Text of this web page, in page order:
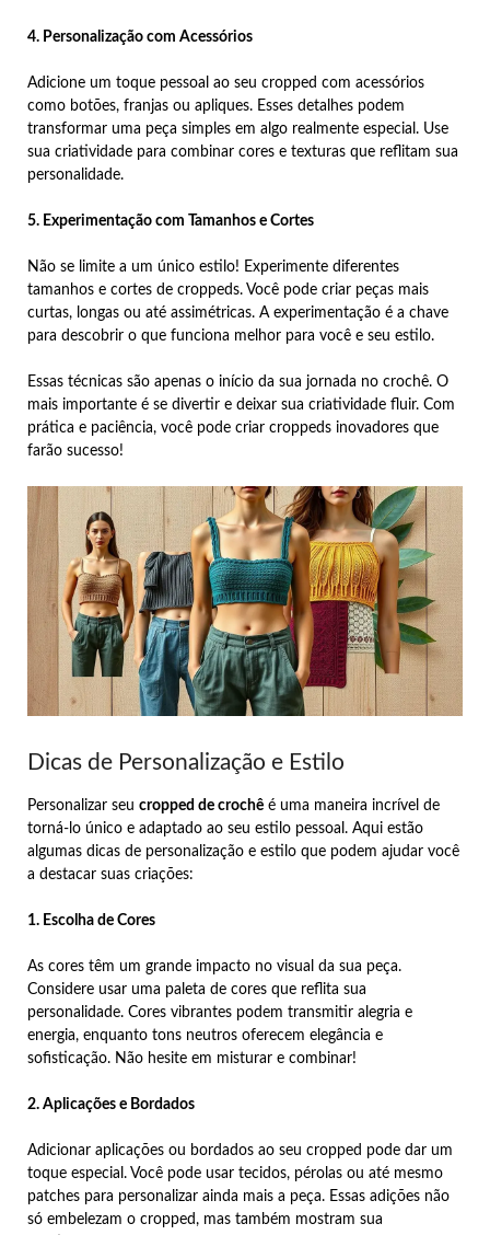
4. Personalização com Acessórios
Adicione um toque pessoal ao seu cropped com acessórios
como botões, franjas ou apliques. Esses detalhes podem
transformar uma peça simples em algo realmente especial. Use
sua criatividade para combinar cores e texturas que reflitam sua
personalidade.
5. Experimentação com Tamanhos e Cortes
Não se limite a um único estilo! Experimente diferentes
tamanhos e cortes de croppeds. Você pode criar peças mais
curtas, longas ou até assimétricas. A experimentação é a chave
para descobrir o que funciona melhor para você e seu estilo.
Essas técnicas são apenas o início da sua jornada no crochê. O
mais importante é se divertir e deixar sua criatividade fluir. Com
prática e paciência, você pode criar croppeds inovadores que
farão sucesso!
Dicas de Personalização e Estilo
Personalizar seu cropped de crochê é uma maneira incrível de
torná-lo único e adaptado ao seu estilo pessoal. Aqui estão
algumas dicas de personalização e estilo que podem ajudar você
a destacar suas criações:
1. Escolha de Cores
As cores têm um grande impacto no visual da sua peça.
Considere usar uma paleta de cores que reflita sua
personalidade. Cores vibrantes podem transmitir alegria e
energia, enquanto tons neutros oferecem elegância e
sofisticação. Não hesite em misturar e combinar!
2. Aplicações e Bordados
Adicionar aplicações ou bordados ao seu cropped pode dar um
toque especial. Você pode usar tecidos, pérolas ou até mesmo
patches para personalizar ainda mais a peça. Essas adições não
só embelezam o cropped, mas também mostram sua